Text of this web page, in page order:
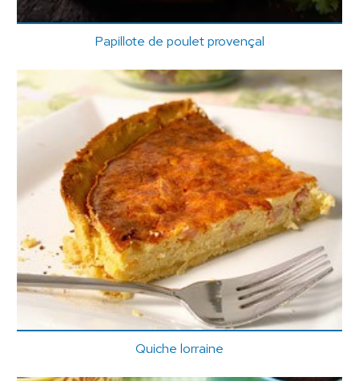
Papillote de poulet provençal
Quiche lorraine